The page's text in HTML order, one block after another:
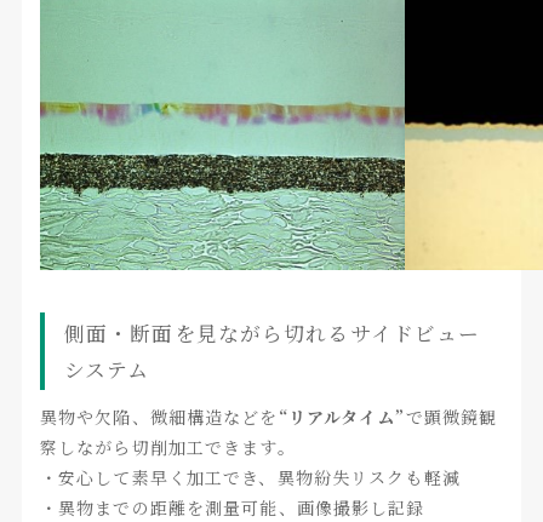
側面・断面を見ながら切れるサイドビュー
システム
異物や欠陥、微細構造などを “リアルタイム”で顕微鏡観
察しながら切削加工できます。
・安心して素早く加工でき、異物紛失リスクも軽減
・異物までの距離を測量可能、画像撮影し記録